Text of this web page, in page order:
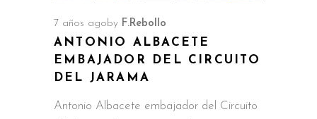
7 años agoby F.Rebollo
ANTONIO ALBACETE
EMBAJADOR DEL CIRCUITO
DEL JARAMA
Antonio Albacete embajador del Circuito